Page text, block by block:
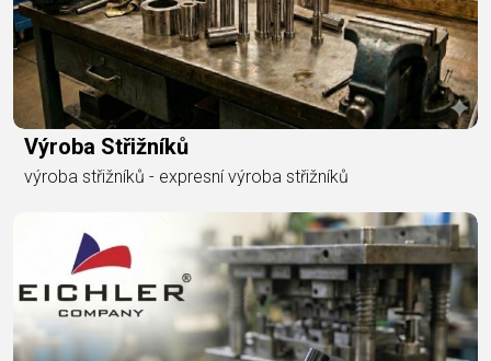
Výroba Střižníků
výroba střižníků - expresní výroba střižníků